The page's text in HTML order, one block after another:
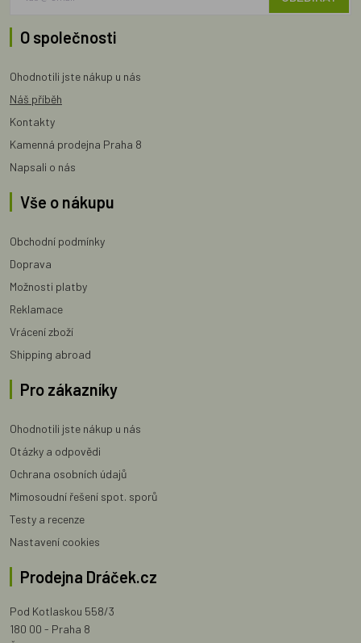
O společnosti
Ohodnotili jste nákup u nás
Náš příběh
Kontakty
Kamenná prodejna Praha 8
Napsali o nás
Vše o nákupu
Obchodní podmínky
Doprava
Možnosti platby
Reklamace
Vrácení zboží
Shipping abroad
Pro zákazníky
Ohodnotili jste nákup u nás
Otázky a odpovědi
Ochrana osobních údajů
Mimosoudní řešení spot. sporů
Testy a recenze
Nastavení cookies
Prodejna Dráček.cz
Pod Kotlaskou 558/3
180 00 - Praha 8